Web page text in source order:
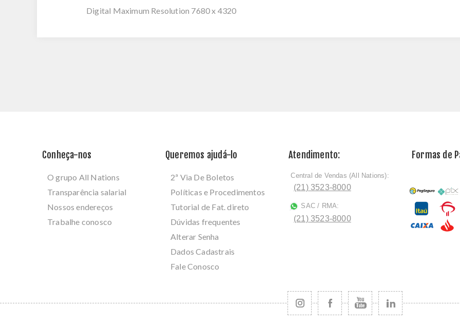
Digital Maximum Resolution 7680 x 4320
Conheça-nos
O grupo All Nations
Transparência salarial
Nossos endereços
Trabalhe conosco
Queremos ajudá-lo
2ª Via De Boletos
Políticas e Procedimentos
Tutorial de Fat. direto
Dúvidas frequentes
Alterar Senha
Dados Cadastrais
Fale Conosco
Atendimento:
ﾠCentral de Vendas (All Nations):
(21) 3523-8000
SAC / RMA:
(21) 3523-8000
Formas de